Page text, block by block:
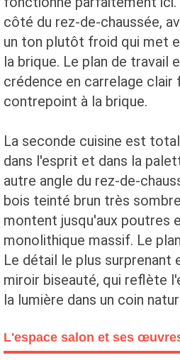
côté du rez-de-chaussée,
un ton plutôt froid qui met
la brique. Le plan de travail
crédence en carrelage clair
contrepoint à la brique.
La seconde cuisine est
dans l'esprit et dans la
autre angle du rez-de-
bois teinté brun très
montent jusqu'aux poutres
monolithique massif. Le
Le détail le plus surprenant
miroir biseauté, qui reflète
la lumière dans un coin
L'espace salon et ses